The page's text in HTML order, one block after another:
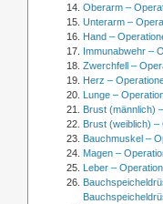
Oberarm –
Unterarm –
Hand –
Immunabwehr –
Zwerchfell –
Herz –
Lunge –
Brust (männlich)
Brust (weiblich)
Bauchmuskel –
Magen –
Leber –